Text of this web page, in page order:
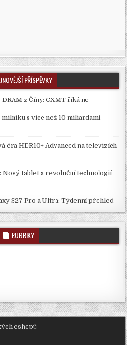
PŘÍSPĚVKY
z Číny: CXMT říká ne
s více než 10 miliardami
éra HDR10+ Advanced na televizích
Nový tablet s revoluční technologií
S27 Pro a Ultra: Týdenní přehled
RUBRIKY
eshopů